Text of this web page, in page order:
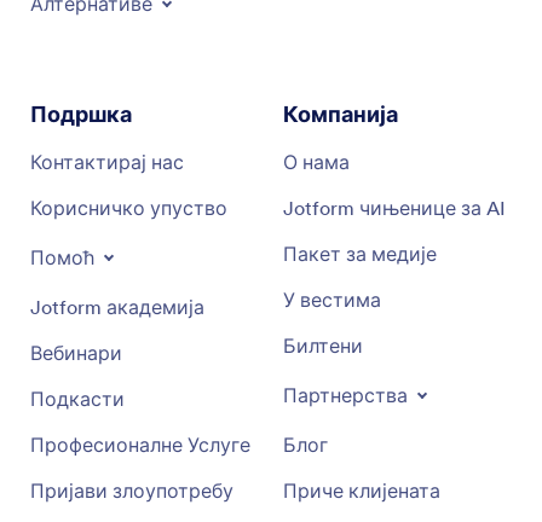
Подршка
Контактирај нас
Корисничко упуство
Помоћ
Jotform академија
Вебинари
Подкасти
Професионалне Услуге
Пријави злоупотребу
Компанија
О нама
Jotform чињенице за AI
Пакет за медије
У вестима
Билтени
Партнерства
Блог
Приче клијената